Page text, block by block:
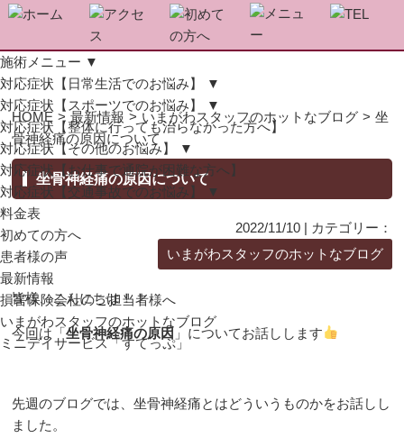
施術メニュー ▼
対応症状【日常生活でのお悩み】
▼
対応症状【スポーツでのお悩み】
▼
対応症状【整体に行っても治らなかった方へ】
対応症状【その他のお悩み】
▼
対応症状【お仕事で通院が困難な方へ】
対応症状【交通事故でのお悩み】
▼
料金表
初めての方へ
患者様の声
最新情報
損害保険会社のご担当者様へ
いまがわスタッフのホットなブログ
ミニデイサービス「すてっぷ」
HOME > 最新情報 > いまがわスタッフのホットなブログ > 坐
骨神経痛の原因について
坐骨神経痛の原因について
2022/11/10 | カテゴリー：
いまがわスタッフのホットなブログ
皆様、こんにちは！！
今回は「坐骨神経痛の原因 」についてお話しします
先週のブログでは、坐骨神経痛とはどういうものかをお話しし
ました。